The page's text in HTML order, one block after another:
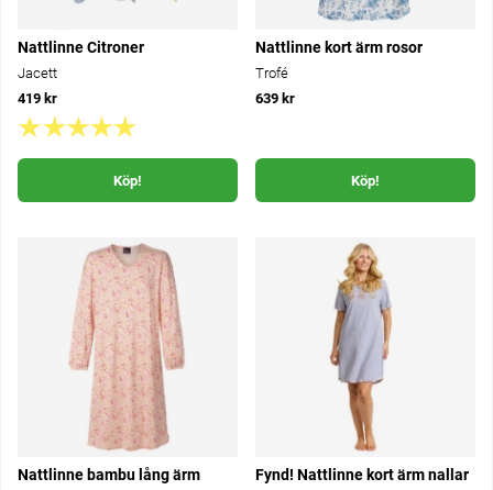
Nattlinne Citroner
Jacett
419 kr
Köp!
Nattlinne kort ärm rosor
Trofé
639 kr
Köp!
Nattlinne bambu lång ärm Fynd! Nattlinne kort ärm nallar